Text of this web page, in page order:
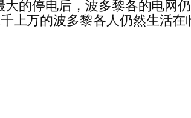
的停电后，波多黎各的电网
上万的波多黎各人仍然生活在